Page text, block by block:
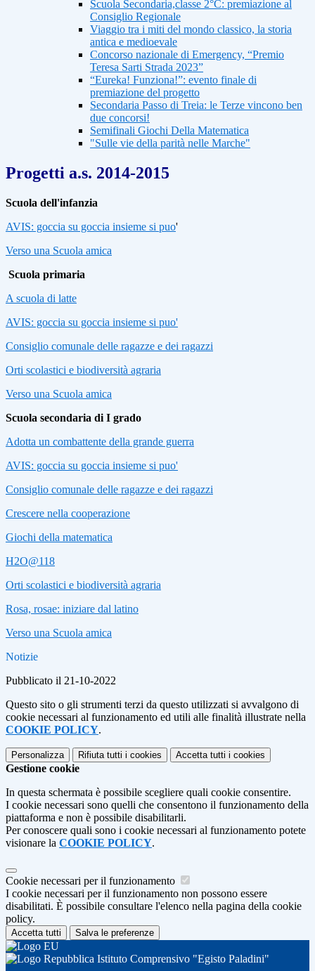
Scuola Secondaria,classe 2°C: premiazione al
Consiglio Regionale
Viaggio tra i miti del mondo classico, la storia
antica e medioevale
Concorso nazionale di Emergency, “Premio
Teresa Sarti Strada 2023”
“Eureka! Funziona!”: evento finale di
premiazione del progetto
Secondaria Passo di Treia: le Terze vincono ben
due concorsi!
Semifinali Giochi Della Matematica
"Sulle vie della parità nelle Marche"
Progetti a.s. 2014-2015
Scuola dell'infanzia
AVIS: goccia su goccia insieme si puo'
Verso una Scuola amica
Scuola primaria
A scuola di latte
AVIS: goccia su goccia insieme si puo'
Consiglio comunale delle ragazze e dei ragazzi
Orti scolastici e biodiversità agraria
Verso una Scuola amica
Scuola secondaria di I grado
Adotta un combattente della grande guerra
AVIS: goccia su goccia insieme si puo'
Consiglio comunale delle ragazze e dei ragazzi
Crescere nella cooperazione
Giochi della matematica
H2O@118
Orti scolastici e biodiversità agraria
Rosa, rosae: iniziare dal latino
Verso una Scuola amica
Notizie
Pubblicato il 21-10-2022
Questo sito o gli strumenti terzi da questo utilizzati si avvalgono di
cookie necessari al funzionamento ed utili alle finalità illustrate nella
COOKIE POLICY.
Personalizza Rifiuta tutti i cookies Accetta tutti i cookies
Gestione cookie
In questa schermata è possibile scegliere quali cookie consentire.
I cookie necessari sono quelli che consentono il funzionamento della
piattaforma e non è possibile disabilitarli.
Per conoscere quali sono i cookie necessari al funzionamento potete
visionare la COOKIE POLICY.
Cookie necessari per il funzionamento
I cookie necessari per il funzionamento non possono essere
disabilitati. È possibile consultare l'elenco nella pagina della cookie
policy.
Accetta tutti Salva le preferenze
Istituto Comprensivo "Egisto Paladini"